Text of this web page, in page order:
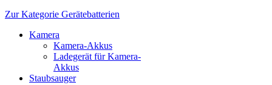
Zur Kategorie Gerätebatterien
Kamera
Kamera-Akkus
Ladegerät für Kamera-
Akkus
Staubsauger